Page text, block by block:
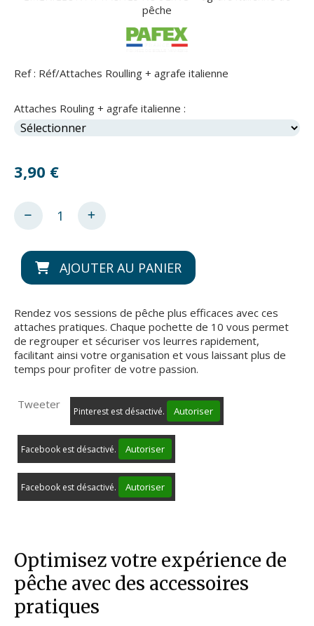
pêche
Ref : Réf/Attaches Roulling + agrafe italienne
Attaches Rouling + agrafe italienne :
3,90 €
AJOUTER AU PANIER
Rendez vos sessions de pêche plus efficaces avec ces
attaches pratiques. Chaque pochette de 10 vous permet
de regrouper et sécuriser vos leurres rapidement,
facilitant ainsi votre organisation et vous laissant plus de
temps pour profiter de votre passion.
Tweeter
Pinterest est désactivé. Autoriser
Facebook est désactivé. Autoriser
Facebook est désactivé. Autoriser
Optimisez votre expérience de
pêche avec des accessoires
pratiques